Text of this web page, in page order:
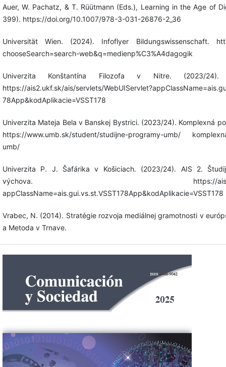
Auer, W. Pachatz, & T. Rüütmann (Eds.), Learning in the Age of
399). https://doi.org/10.1007/978-3-031-26876-2_36
Universität Wien. (2024). Infoflyer Bildungswissenschaft.
chooseSearch=search-web&q=medienp%C3%A4dagogik
Univerzita Konštantína Filozofa v Nitre. (2023/
https://ais2.ukf.sk/ais/servlets/
78App&kodAplikacie=VSST178
Univerzita Mateja Bela v Banskej Bystrici. (2023/24). Komplexná
https://www.umb.sk/student/studijne-programy-umb/
umb/
Univerzita P. J. Šafárika v Košiciach. (2023/24). AIS 2.
výchova. https://ais2.upjs.sk/ais/
appClassName=ais.gui.vs.st.VSST178App&kodAplikacie=VSST178
Vrabec, N. (2014). Stratégie rozvoja mediálnej gramotnosti v
a Metoda v Trnave.